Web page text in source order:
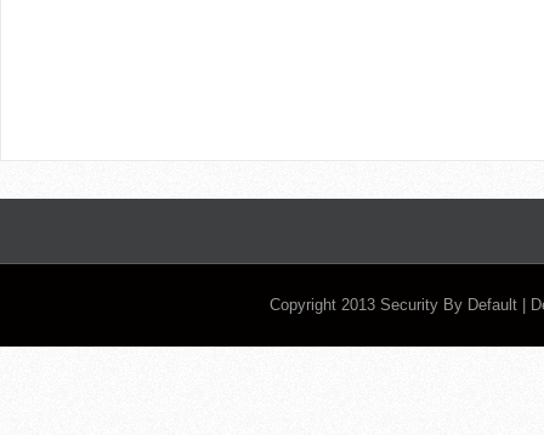
Copyright 2013 Security By Default |